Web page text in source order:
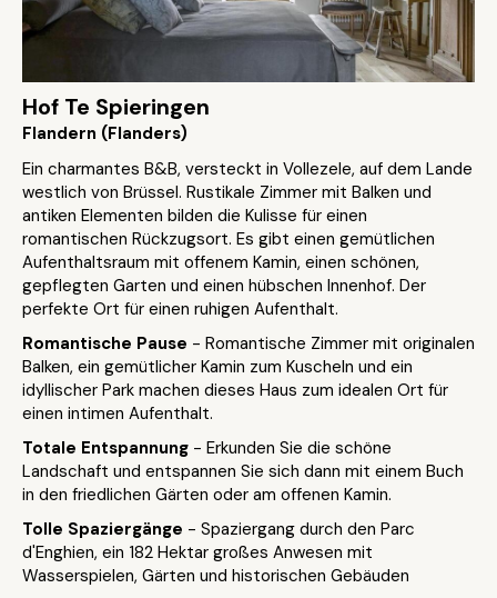
Hof Te Spieringen
Flandern (Flanders)
Ein charmantes B&B, versteckt in Vollezele, auf dem Lande
westlich von Brüssel. Rustikale Zimmer mit Balken und
antiken Elementen bilden die Kulisse für einen
romantischen Rückzugsort. Es gibt einen gemütlichen
Aufenthaltsraum mit offenem Kamin, einen schönen,
gepflegten Garten und einen hübschen Innenhof. Der
perfekte Ort für einen ruhigen Aufenthalt.
Romantische Pause - Romantische Zimmer mit originalen
Balken, ein gemütlicher Kamin zum Kuscheln und ein
idyllischer Park machen dieses Haus zum idealen Ort für
einen intimen Aufenthalt.
Totale Entspannung - Erkunden Sie die schöne
Landschaft und entspannen Sie sich dann mit einem Buch
in den friedlichen Gärten oder am offenen Kamin.
Tolle Spaziergänge - Spaziergang durch den Parc
d'Enghien, ein 182 Hektar großes Anwesen mit
Wasserspielen, Gärten und historischen Gebäuden